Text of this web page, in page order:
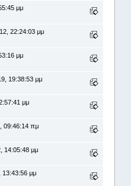
μμ
22:24:03 μμ
μμ
19:38:53 μμ
μμ
09:46:14 πμ
14:05:48 μμ
13:43:56 μμ